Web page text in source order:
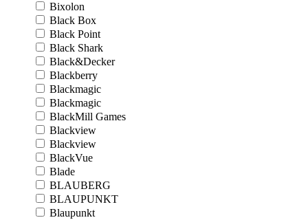
Bixolon
Black Box
Black Point
Black Shark
Black&Decker
Blackberry
Blackmagic
Blackmagic
BlackMill Games
Blackview
Blackview
BlackVue
Blade
BLAUBERG
BLAUPUNKT
Blaupunkt